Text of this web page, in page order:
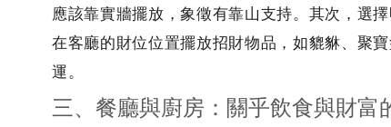
應該靠實牆擺放，象徵有靠山支持。其次，選
在客廳的財位位置擺放招財物品，如貔貅、聚
運。
三、餐廳與廚房：關乎飲食與財富